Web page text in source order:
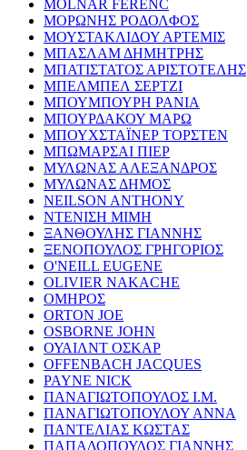
MOLNAR FERENC
ΜΟΡΩΝΗΣ ΡΟΔΟΛΦΟΣ
ΜΟΥΣΤΑΚΛΙΔΟΥ ΑΡΤΕΜΙΣ
ΜΠΑΣΛΑΜ ΔΗΜΗΤΡΗΣ
ΜΠΑΤΙΣΤΑΤΟΣ ΑΡΙΣΤΟΤΕΛΗΣ
ΜΠΕΛΜΠΕΛ ΣΕΡΤΖΙ
ΜΠΟΥΜΠΟΥΡΗ ΡΑΝΙΑ
ΜΠΟΥΡΔΑΚΟΥ ΜΑΡΩ
ΜΠΟΥΧΣΤΑΪΝΕΡ ΤΟΡΣΤΕΝ
ΜΠΩΜΑΡΣΑΙ ΠΙΕΡ
ΜΥΛΩΝΑΣ ΑΛΕΞΑΝΔΡΟΣ
ΜΥΛΩΝΑΣ ΔΗΜΟΣ
NEILSON ANTHONY
ΝΤΕΝΙΣΗ ΜΙΜΗ
ΞΑΝΘΟΥΛΗΣ ΓΙΑΝΝΗΣ
ΞΕΝΟΠΟΥΛΟΣ ΓΡΗΓΟΡΙΟΣ
O'NEILL EUGENE
OLIVIER NAKACHE
ΟΜΗΡΟΣ
ORTON JOE
OSBORNE JOHN
ΟΥΑΙΛΝΤ ΟΣΚΑΡ
OFFENBACH JACQUES
PAYNE NICK
ΠΑΝΑΓΙΩΤΟΠΟΥΛΟΣ Ι.Μ.
ΠΑΝΑΓΙΩΤΟΠΟΥΛΟΥ ΑΝΝΑ
ΠΑΝΤΕΛΙΑΣ ΚΩΣΤΑΣ
ΠΑΠΑΔΟΠΟΥΛΟΣ ΓΙΑΝΝΗΣ